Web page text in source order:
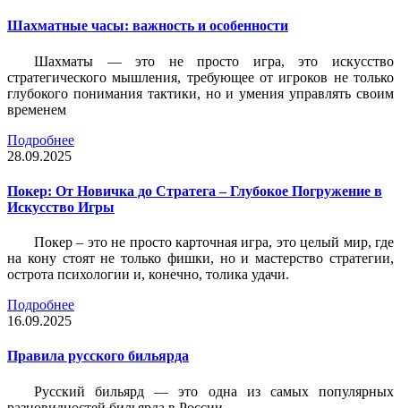
Шахматные часы: важность и особенности
Шахматы — это не просто игра, это искусство
стратегического мышления, требующее от игроков не только
глубокого понимания тактики, но и умения управлять своим
временем
Подробнее
28.09.2025
Покер: От Новичка до Стратега – Глубокое Погружение в
Искусство Игры
Покер – это не просто карточная игра, это целый мир, где
на кону стоят не только фишки, но и мастерство стратегии,
острота психологии и, конечно, толика удачи.
Подробнее
16.09.2025
Правила русского бильярда
Русский бильярд — это одна из самых популярных